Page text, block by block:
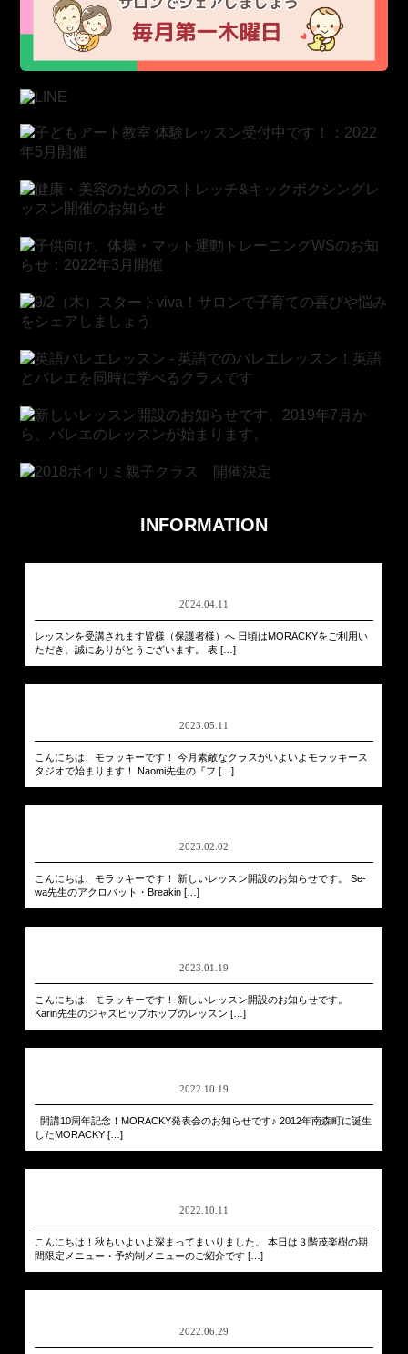
INFORMATION
2024.04.11
レッスンを受講されます皆様（保護者様）へ 日頃はMORACKYをご利用い
ただき、誠にありがとうございます。 表 […]
2023.05.11
こんにちは、モラッキーです！ 今月素敵なクラスがいよいよモラッキース
タジオで始まります！ Naomi先生の『フ […]
2023.02.02
こんにちは、モラッキーです！ 新しいレッスン開設のお知らせです。 Se-
wa先生のアクロバット・Breakin […]
2023.01.19
こんにちは、モラッキーです！ 新しいレッスン開設のお知らせです。
Karin先生のジャズヒップホップのレッスン […]
2022.10.19
開講10周年記念！MORACKY発表会のお知らせです♪ 2012年南森町に誕生
したMORACKY […]
2022.10.11
こんにちは！秋もいよいよ深まってまいりました。 本日は３階茂楽樹の期
間限定メニュー・予約制メニューのご紹介です […]
2022.06.29